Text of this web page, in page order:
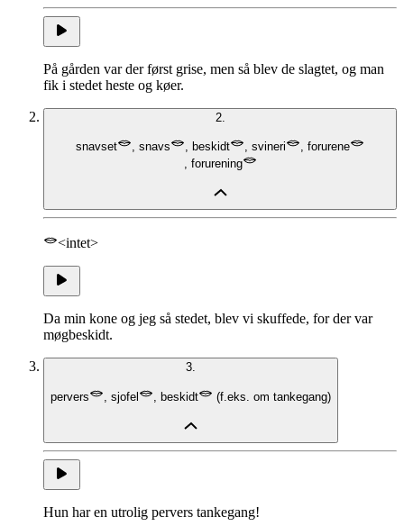
På gården var der først grise, men så blev de slagtet, og man
fik i stedet heste og køer.
2.
snavset snavs beskidt svineri
forurene
forurening
<intet>
Da min kone og jeg så stedet, blev vi skuffede, for der var
møgbeskidt.
3.
pervers sjofel beskidt (f.eks. om tankegang)
Hun har en utrolig pervers tankegang!